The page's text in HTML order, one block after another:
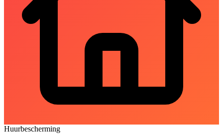
Huurbescherming